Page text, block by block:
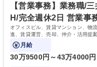
「未来の日常」の創造に向け
す。 学歴・資格 学歴：大学
【営業事務】業務職/
H/完全週休2日 営業事
オフィスビル、賃貸マンション、物
進、賃貸運営、売却、仲介・活用提
ます。
月給
30万9500円～43万4000円